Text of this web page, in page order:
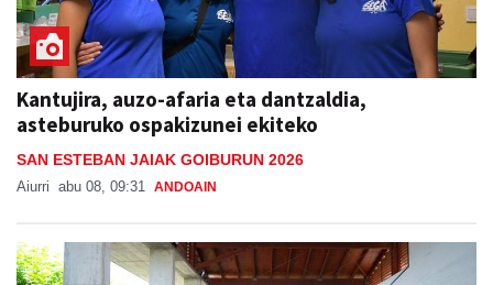
Kantujira, auzo-afaria eta dantzaldia,
asteburuko ospakizunei ekiteko
SAN ESTEBAN JAIAK GOIBURUN 2026
Aiurri abu 08, 09:31 ANDOAIN